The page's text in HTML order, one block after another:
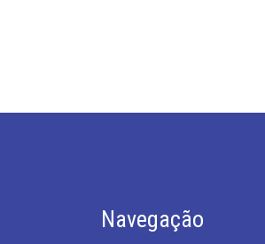
Navegação